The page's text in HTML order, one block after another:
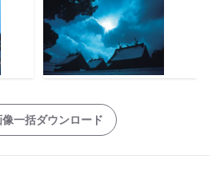
像一括ダウンロード